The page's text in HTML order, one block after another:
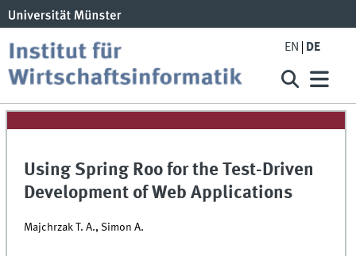
EN DE
Using Spring Roo for the Test-Driven
Development of Web Applications
Majchrzak T. A., Simon A.